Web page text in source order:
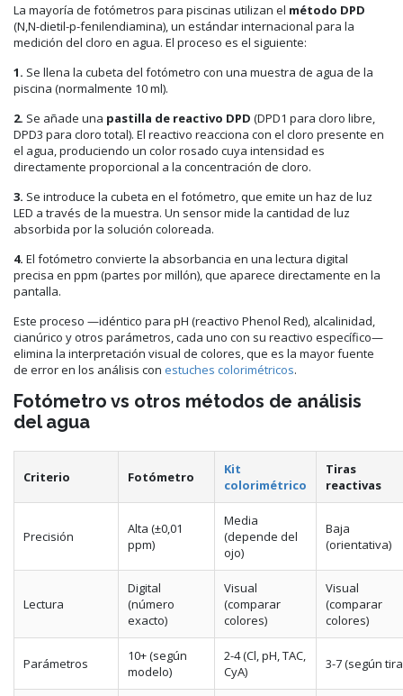
La mayoría de fotómetros para piscinas utilizan el método DPD
(N,N-dietil-p-fenilendiamina), un estándar internacional para la
medición del cloro en agua. El proceso es el siguiente:
1. Se llena la cubeta del fotómetro con una muestra de agua de la
piscina (normalmente 10 ml).
2. Se añade una pastilla de reactivo DPD (DPD1 para cloro libre,
DPD3 para cloro total). El reactivo reacciona con el cloro presente en
el agua, produciendo un color rosado cuya intensidad es
directamente proporcional a la concentración de cloro.
3. Se introduce la cubeta en el fotómetro, que emite un haz de luz
LED a través de la muestra. Un sensor mide la cantidad de luz
absorbida por la solución coloreada.
4. El fotómetro convierte la absorbancia en una lectura digital
precisa en ppm (partes por millón), que aparece directamente en la
pantalla.
Este proceso —idéntico para pH (reactivo Phenol Red), alcalinidad,
cianúrico y otros parámetros, cada uno con su reactivo específico—
elimina la interpretación visual de colores, que es la mayor fuente
de error en los análisis con estuches colorimétricos.
Fotómetro vs otros métodos de análisis
del agua
Criterio Fotómetro
Kit
colorimétrico
Tiras
reactivas
Precisión
Alta (±0,01
ppm)
Media
(depende del
ojo)
Baja
(orientativa)
Lectura
Digital
(número
exacto)
Visual
(comparar
colores)
Visual
(comparar
colores)
Parámetros
10+ (según
modelo)
2-4 (Cl, pH, TAC,
CyA)
3-7 (según